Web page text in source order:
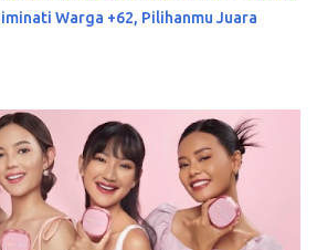
Warga +62, Pilihanmu Juara